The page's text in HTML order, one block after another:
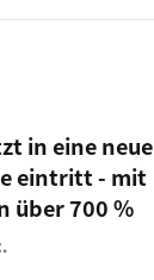
in eine neue
eintritt - mit
über 700 %